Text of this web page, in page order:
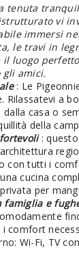
tenuta
vi
immersi
le travi in
il luogo
amici.
: Le
Rilassatevi a
casa o
della
:
con tutti i
cucina
per
famiglia e
comfort
Wi-Fi, TV